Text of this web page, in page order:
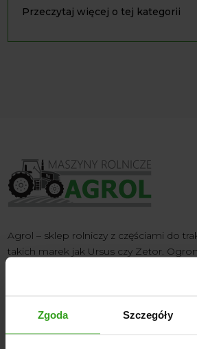
Zgoda Szczegóły
Przeczytaj więcej o tej kategorii
Agrol – sklep rolniczy z częściami do
takich marek jak Ursus czy Zetor.
akcesoriów i maszyn rolniczych, oraz
STREFA KLIENTA